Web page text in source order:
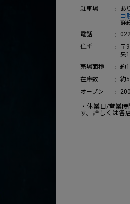
駐車場
あ
コ
詳
電話
住所
〒
央
売場面積
約
在庫数
約
オープン
・休業日/営業
す。詳しくは各